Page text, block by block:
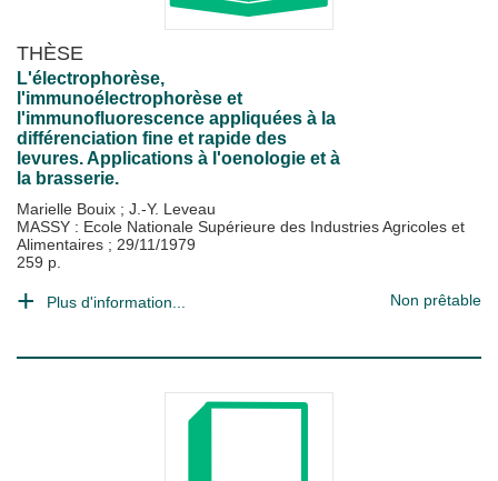
THÈSE
L'électrophorèse,
l'immunoélectrophorèse et
l'immunofluorescence appliquées à la
différenciation fine et rapide des
levures. Applications à l'oenologie et à
la brasserie.
Marielle Bouix ; J.-Y. Leveau
MASSY : Ecole Nationale Supérieure des Industries Agricoles et
Alimentaires ; 29/11/1979
259 p.
Plus d'information... Non prêtable